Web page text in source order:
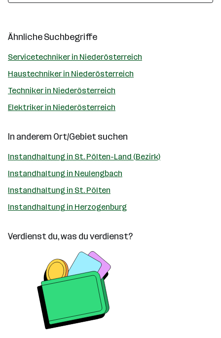
Ähnliche Suchbegriffe
Servicetechniker in Niederösterreich
Haustechniker in Niederösterreich
Techniker in Niederösterreich
Elektriker in Niederösterreich
In anderem Ort/Gebiet suchen
Instandhaltung in St. Pölten-Land (Bezirk)
Instandhaltung in Neulengbach
Instandhaltung in St. Pölten
Instandhaltung in Herzogenburg
Verdienst du, was du verdienst?